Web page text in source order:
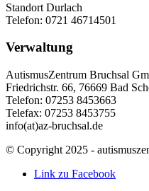
Standort Durlach
Telefon: 0721 46714501
Verwaltung
AutismusZentrum Bruchsal
Friedrichstr. 66, 76669 Bad
Telefon: 07253 8453663
Telefax: 07253 8453755
info(at)az-bruchsal.de
© Copyright 2025 -
Link zu Facebook